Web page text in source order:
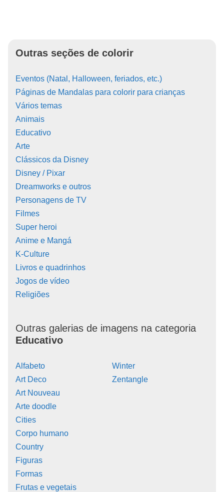
Outras seções de colorir
Eventos (Natal, Halloween, feriados, etc.)
Páginas de Mandalas para colorir para crianças
Vários temas
Animais
Educativo
Arte
Clássicos da Disney
Disney / Pixar
Dreamworks e outros
Personagens de TV
Filmes
Super heroi
Anime e Mangá
K-Culture
Livros e quadrinhos
Jogos de vídeo
Religiões
Outras galerias de imagens na categoria
Educativo
Alfabeto
Art Deco
Art Nouveau
Arte doodle
Cities
Corpo humano
Country
Figuras
Formas
Frutas e vegetais
Winter
Zentangle